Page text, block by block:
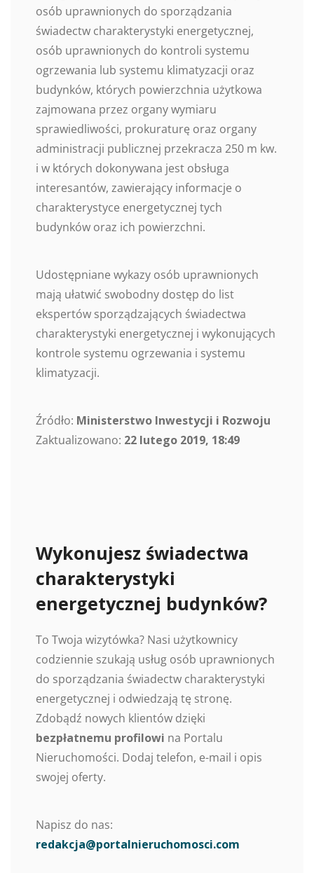
osób uprawnionych do sporządzania
świadectw charakterystyki energetycznej,
osób uprawnionych do kontroli systemu
ogrzewania lub systemu klimatyzacji oraz
budynków, których powierzchnia użytkowa
zajmowana przez organy wymiaru
sprawiedliwości, prokuraturę oraz organy
administracji publicznej przekracza 250 m kw.
i w których dokonywana jest obsługa
interesantów, zawierający informacje o
charakterystyce energetycznej tych
budynków oraz ich powierzchni.
Udostępniane wykazy osób uprawnionych
mają ułatwić swobodny dostęp do list
ekspertów sporządzających świadectwa
charakterystyki energetycznej i wykonujących
kontrole systemu ogrzewania i systemu
klimatyzacji.
Źródło: Ministerstwo Inwestycji i Rozwoju
Zaktualizowano: 22 lutego 2019, 18:49
Wykonujesz świadectwa
charakterystyki
energetycznej budynków?
To Twoja wizytówka? Nasi użytkownicy
codziennie szukają usług osób uprawnionych
do sporządzania świadectw charakterystyki
energetycznej i odwiedzają tę stronę.
Zdobądź nowych klientów dzięki
bezpłatnemu profilowi na Portalu
Nieruchomości. Dodaj telefon, e-mail i opis
swojej oferty.
Napisz do nas:
redakcja@portalnieruchomosci.com